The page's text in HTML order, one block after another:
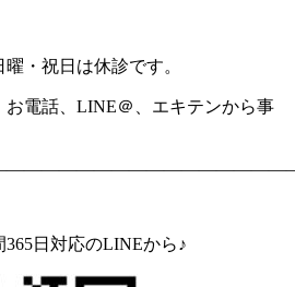
・祝日は休診です。
お電話、LINE＠、エキテンから事
日対応のLINEから♪